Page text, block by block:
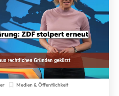
Medien & Öffentlichkeit